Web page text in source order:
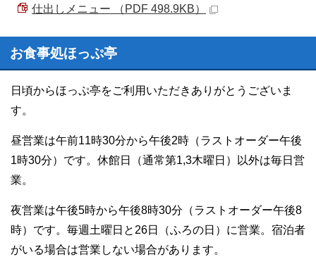
仕出しメニュー （PDF 498.9KB）
お食事処ほっぷ亭
日頃からほっぷ亭をご利用いただきありがとうございま
す。
昼営業は午前11時30分から午後2時（ラストオーダー午後
1時30分）です。休館日（通常第1,3木曜日）以外は毎日営
業。
夜営業は午後5時から午後8時30分（ラストオーダー午後8
時）です。毎週土曜日と26日（ふろの日）に営業。宿泊者
がいる場合は営業しない場合があります。